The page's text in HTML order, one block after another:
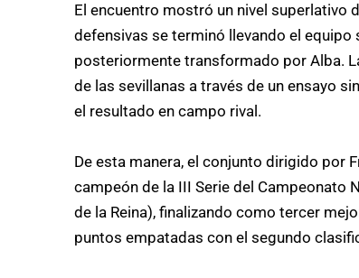
El encuentro mostró un nivel superlativo
defensivas se terminó llevando el equipo
posteriormente transformado por Alba.
de las sevillanas a través de un ensayo
el resultado en campo rival.
De esta manera, el conjunto dirigido por
campeón de la III Serie del Campeonato
de la Reina), finalizando como tercer
puntos empatadas con el segundo